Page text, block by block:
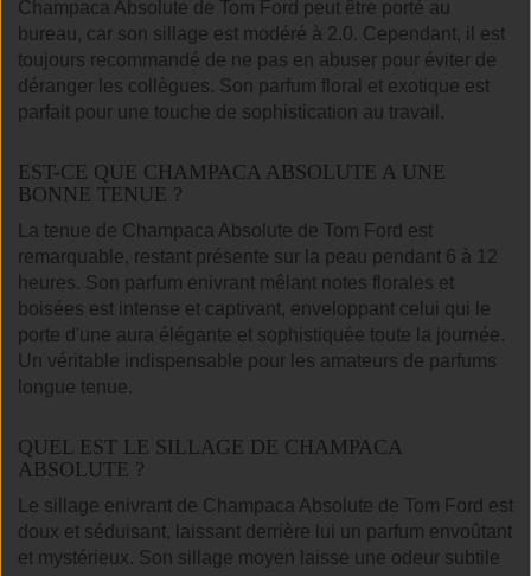
Champaca Absolute de Tom Ford peut être porté au
bureau, car son sillage est modéré à 2.0. Cependant, il est
toujours recommandé de ne pas en abuser pour éviter de
déranger les collègues. Son parfum floral et exotique est
parfait pour une touche de sophistication au travail.
EST-CE QUE CHAMPACA ABSOLUTE A UNE
BONNE TENUE ?
La tenue de Champaca Absolute de Tom Ford est
remarquable, restant présente sur la peau pendant 6 à 12
heures. Son parfum enivrant mêlant notes florales et
boisées est intense et captivant, enveloppant celui qui le
porte d'une aura élégante et sophistiquée toute la journée.
Un véritable indispensable pour les amateurs de parfums
longue tenue.
QUEL EST LE SILLAGE DE CHAMPACA
ABSOLUTE ?
Le sillage enivrant de Champaca Absolute de Tom Ford est
doux et séduisant, laissant derrière lui un parfum envoûtant
et mystérieux. Son sillage moyen laisse une odeur subtile